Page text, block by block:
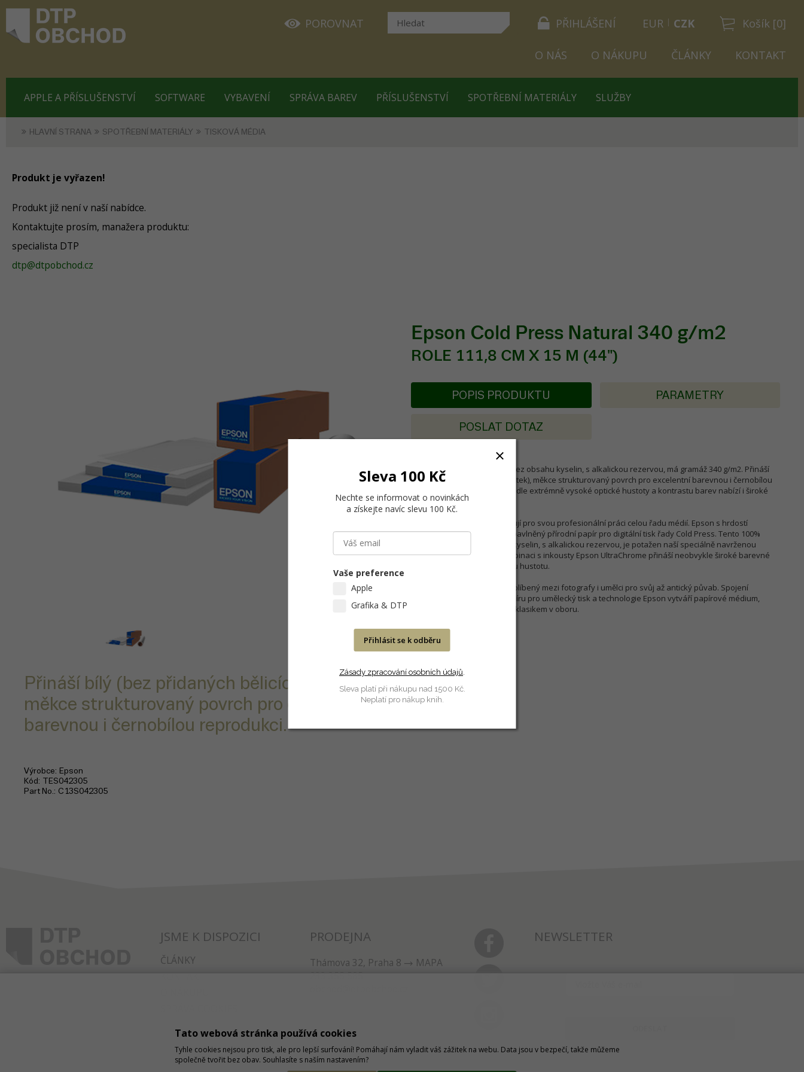
PŘIHLÁŠENÍ Košík [0]
POROVNAT EUR CZK
O NÁS O NÁKUPU ČLÁNKY KONTAKT
APPLE A PŘÍSLUŠENSTVÍ SOFTWARE VYBAVENÍ SPRÁVA BAREV PŘÍSLUŠENSTVÍ SPOTŘEBNÍ MATERIÁLY SLUŽBY
HLAVNÍ STRANA SPOTŘEBNÍ MATERIÁLY TISKOVÁ MÉDIA
Produkt je vyřazen!
Produkt již není v naší nabídce.
Kontaktujte prosím, manažera produktu:
specialista DTP
dtp@dtpobchod.cz
Epson Cold Press Natural 340 g/m2
ROLE 111,8 CM X 15 M (44")
Přináší bílý (bez přidaných bělicích látek),
měkce strukturovaný povrch pro excelentní
barevnou i černobílou reprodukci.
Výrobce
Epson
Kód
TES042305
Part No. C13S042305
POPIS PRODUKTU PARAMETRY
POSLAT DOTAZ
Tento 100% bavlněný papír bez obsahu kyselin, s alkalickou rezervou, má gramáž 340 g/m2. Přináší
bílý (bez přidaných bělicích látek), měkce strukturovaný povrch pro excelentní barevnou i černobílou
reprodukci. Ihned schne a vedle extrémně vysoké optické hustoty a kontrastu barev nabízí i široké
barevné spektrum.
Umělci a fotografové potřebují pro svou profesionální práci celou řadu médií. Epson s hrdostí
představuje svůj nejnovější bavlněný přírodní papír pro digitální tisk řady Cold Press. Tento 100%
bavlněný papír bez obsahu kyselin, s alkalickou rezervou, je potažen naší speciálně navrženou
povrchovou vrstvou a v kombinaci s inkousty Epson UltraChrome přináší neobvykle široké barevné
spektrum a vysokou optickou hustotu.
Sametový povrch je stejně oblíbený mezi fotografy i umělci pro svůj až antický půvab. Spojení
působivého bavlněného papíru pro umělecký tisk a technologie Epson vytváří papírové médium,
které se stane na mnoho let klasikem v oboru.
JSME K DISPOZICI
ČLÁNKY
PRODEJNA
Thámova 32, Praha 8
MAPA
233 355 585
NEWSLETTER
Tato webová stránka používá cookies
Tyhle cookies nejsou pro tisk, ale pro lepší surfování! Pomáhají nám vyladit váš zážitek na webu. Data jsou v bezpečí, takže můžeme
společně tvořit bez obav. Souhlasíte s naším nastavením?
Sleva 100 Kč
Nechte se informovat o novinkách
a získejte navíc slevu 100 Kč.
Vaše preference
Apple
Grafika & DTP
Přihlásit se k odběru
Zásady zpracování osobních údajů
Sleva platí při nákupu nad 1500 Kč.
Neplatí pro nákup knih.